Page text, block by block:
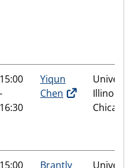
15:00
-
16:30
Yiqun
Chen
Illinois at
Chicago
15:00 Brantly